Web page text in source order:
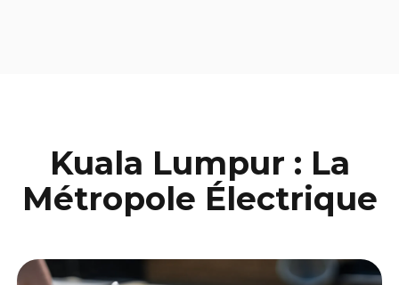
Kuala Lumpur : La
Métropole Électrique